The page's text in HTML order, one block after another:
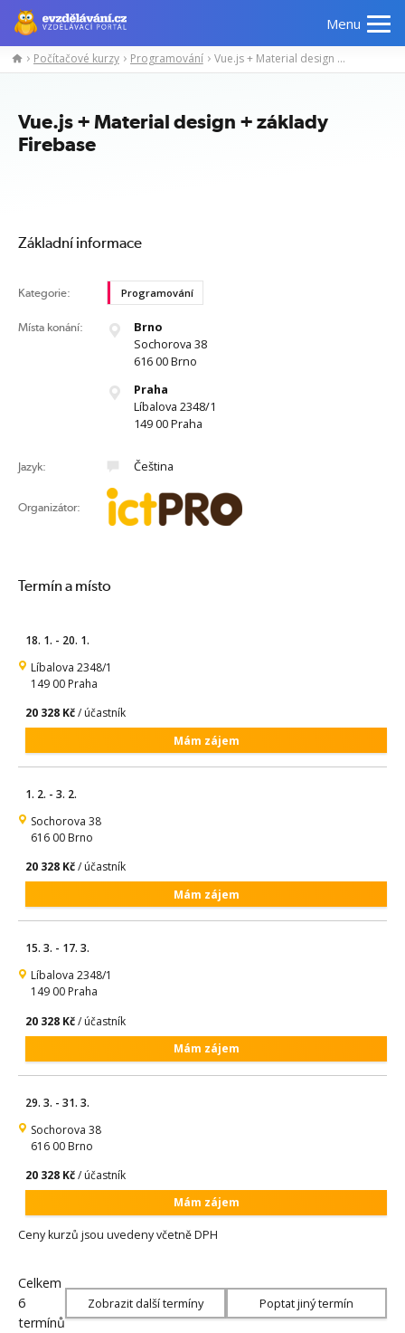
Menu
Manažerské
Odborné
Počítačové
Počítačové kurzy Programování Vue.js + Material design + základy Firebase
Vue.js + Material design + základy
Firebase
Základní informace
Kategorie: Programování
Místa konání:
Brno
Sochorova 38
616 00 Brno
Praha
Líbalova 2348/1
149 00 Praha
Jazyk: Čeština
Organizátor:
Termín a místo
18. 1. - 20. 1.
Líbalova 2348/1
149 00 Praha
20 328 Kč/ účastník
Mám zájem
1. 2. - 3. 2.
Sochorova 38
616 00 Brno
20 328 Kč/ účastník
Mám zájem
15. 3. - 17. 3.
Líbalova 2348/1
149 00 Praha
20 328 Kč/ účastník
Mám zájem
29. 3. - 31. 3.
Sochorova 38
616 00 Brno
20 328 Kč/ účastník
Mám zájem
Ceny kurzů jsou uvedeny včetně DPH
Celkem
6
termínů
Zobrazit další termíny Poptat jiný termín